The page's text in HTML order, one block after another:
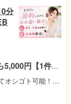
分
報酬：1件あたり1,500円から5,000円【1件5分～10分程度！】 ☆稼働者に祝い金最大11,500円！（※弊社規定による） 完全出来高制！対応した案件数に応じて、報酬額がアップします♪
【在宅・リモート】場所が選べてオシゴト可能！空いた時間で自由に選択♪株式会社ビサーチ